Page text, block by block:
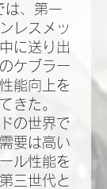
、第一
レスメッ
に送り出
ケブラー
能向上を
きた。​
の世界で
要は高い
ル性能を
三世代と